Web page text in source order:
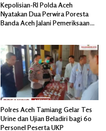
Kepolisian-RI Polda Aceh
Nyatakan Dua Perwira Poresta
Banda Aceh Jalani Pemeriksaan
Polres Aceh Tamiang Gelar Tes
Urine dan Ujian Beladiri bagi 60
Personel Peserta UKP